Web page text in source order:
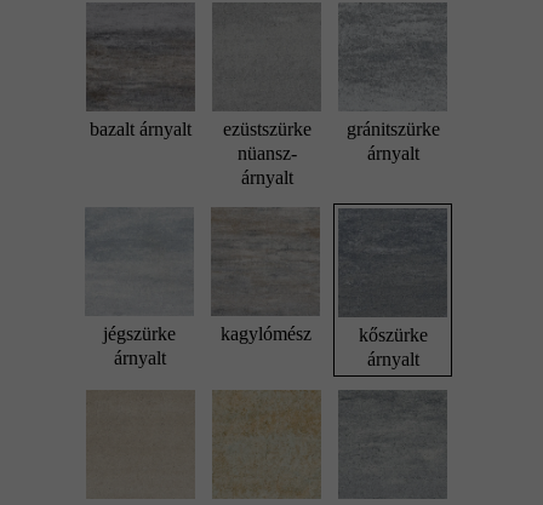
bazalt árnyalt
ezüstszürke
nüansz-
árnyalt
gránitszürke
árnyalt
jégszürke
árnyalt
kagylómész
kőszürke
árnyalt